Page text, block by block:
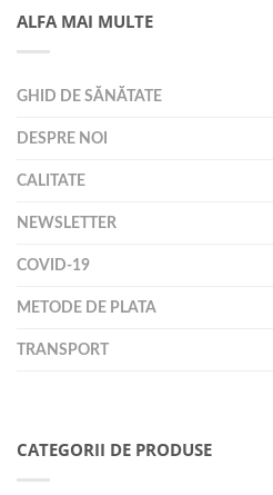
ALFA MAI MULTE
GHID DE SĂNĂTATE
DESPRE NOI
CALITATE
NEWSLETTER
COVID-19
METODE DE PLATA
TRANSPORT
CATEGORII DE PRODUSE